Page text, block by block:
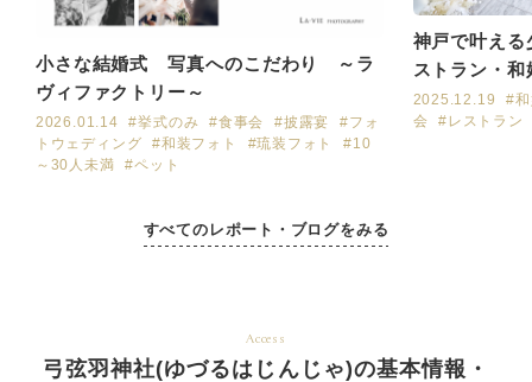
すべてのレポート・ブログをみる
小さな結婚式 写真へのこだわり ～ラ
ヴィファクトリー～
2026.01.14 #挙式のみ #食事会 #披露宴
#フォ
トウェディング
#和装フォト #琉装フォト
#10
～30人未満
#ペット
神戸で叶え
ストラン・
介
2025.12.19
#
会
#レストラン
Access
弓弦羽神社(ゆづるはじんじゃ)の基本情報・